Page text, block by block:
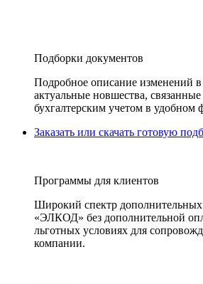
Подборки документов
Подробное описание изменений в
актуальные новшества,
бухгалтерским учетом в удобном
Заказать или скачать готовую
Программы для клиентов
Широкий спектр
«ЭЛКОД» без дополнительной
льготных условиях для
компании.